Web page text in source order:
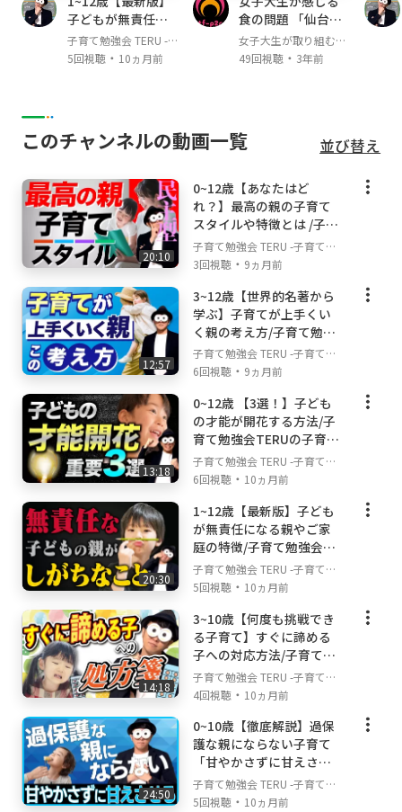
子育て・育児の勉強の方法は世の中にたくさん
あります。赤ちゃん(乳児)〜幼児、小学生以降
の子育て・育児も含めて、いろんな学びはあり
情報を得ていくことで、親子ともに無理のな
い。でもベストな成長を実現できると考えてい
ます。そんな親子の心を大切にしながら子育
て・育児について学び、不安や悩みを解消して
いける情報を発信していけるよう頑張ります！
▼このチャンネルの合言葉
『できる限りできる範囲で』
動画にもこの合言葉を前提にご覧下さい。『で
きる限りできる範囲で』という言葉は、子育
て・育児のベストな親の姿を表す言葉だと思っ
ています。子どもために親は犠牲になるのでは
なく、親も自分を大切にしながら、できる限り
できる範囲で子どもと関わっていく。その方が
子どもも安心できますし、親の不安も少しずつ
解消されていきます。親の心の安定ほど子ども
に良い影響を与えてくれることはありません！
▼このチャンネルを見てほしい方
・子育て・育児に自信がなくて不安や悩みを抱
えているという方
・子どもの成長のためにできることを知りたい
という方
・子育て・育児との向き合い方を知り、不安や
悩みを解消したいという方
・子どものことを理解して良いコミュニケーシ
ョンを取っていきたいという方
・育児の負担を減らしていきたいという方
・家庭でできる幼児教育や早期教育について知
りたい方
・幼児期からの知育や育脳に興味がある方
・子どもの勉強、学習との付き合い方を学びた
い方
子どもが無責任に
なる親やご家庭の
特徴/子育て勉強会
子育て勉強会 TERU -子
育て・育児の悩みや不
5回視聴・ 10ヵ月前
食の問題 「仙台大
学 1年 MF 河野辺楓
果さん」
女子大生が取り組む食
の問題
49回視聴・ 3年前
このチャンネルの動画一覧 並び替え
20:10
0~12歳【あなたはど
れ？】最高の親の子育て
スタイルや特徴とは /子育
て勉強会TERUの子育て・
育児の悩みや不安解決ch
子育て勉強会 TERU -子育て・
育児の悩みや不安解決ch-
3回視聴 ・ 9ヵ月前
12:57
3~12歳【世界的名著から
学ぶ】子育てが上手くい
く親の考え方/子育て勉強
会TERUの子育て・育児の
悩みや不安解決ch
子育て勉強会 TERU -子育て・
育児の悩みや不安解決ch-
6回視聴 ・ 9ヵ月前
13:18
0~12歳 【3選！】子ども
の才能が開花する方法/子
育て勉強会TERUの子育
て・育児の悩みや不安解
決ch
子育て勉強会 TERU -子育て・
育児の悩みや不安解決ch-
6回視聴 ・ 10ヵ月前
20:30
1~12歳【最新版】子ども
が無責任になる親やご家
庭の特徴/子育て勉強会TE
RUの子育て・育児の悩み
や不安解決ch
子育て勉強会 TERU -子育て・
育児の悩みや不安解決ch-
5回視聴 ・ 10ヵ月前
14:18
3~10歳【何度も挑戦でき
る子育て】すぐに諦める
子への対応方法/子育て勉
強会TERUの子育て・育児
の悩みや不安解決ch
子育て勉強会 TERU -子育て・
育児の悩みや不安解決ch-
4回視聴 ・ 10ヵ月前
24:50
0~10歳【徹底解説】過保
護な親にならない子育て
「甘やかさずに甘えさせ
る」/子育て勉強会TERU
の子育て・育児の悩みや
子育て勉強会 TERU -子育て・
育児の悩みや不安解決ch-
5回視聴 ・ 10ヵ月前